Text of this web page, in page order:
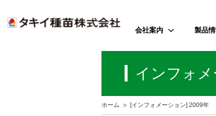
会社案内
会社のミッション
製品
インフォ
ホーム [インフォメーション] 2009年